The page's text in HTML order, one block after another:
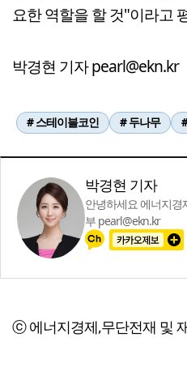
요한 역할을 할 것"이라고
박경현 기자 pearl@ekn.kr
# 스테이블코인 # 두나무
박경현 기자
안녕하세요 에너지경
부 pearl@ekn.kr
ⓒ 에너지경제,무단전재 및